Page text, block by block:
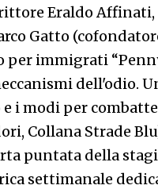
Eraldo Affinati,
Gatto
per immigrati
dell'odio.
e i modi per
Collana Strade
puntata della
settimanale